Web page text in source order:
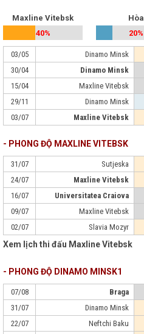
Maxline Vitebsk
40%
Hòa
20%
03/05 Dinamo Minsk
30/04
Dinamo Minsk
15/04
Maxline Vitebsk
29/11
Dinamo Minsk
03/07
Maxline Vitebsk
- PHONG ĐỘ MAXLINE VITEBSK
31/07 Sutjeska
24/07
Maxline Vitebsk
16/07
Universitatea Craiova
09/07
Maxline Vitebsk
02/07
Slavia Mozyr
Xem lịch thi đấu Maxline Vitebsk
- PHONG ĐỘ DINAMO MINSK1
07/08 Braga
31/07
Dinamo Minsk
22/07
Neftchi Baku